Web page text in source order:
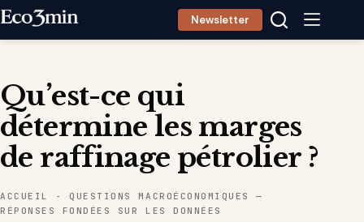
Passer
Newsletter
Qu’est-ce qui
détermine les marges
de raffinage pétrolier ?
ACCUEIL - QUESTIONS MACROÉCONOMIQUES —
RÉPONSES FONDÉES SUR LES DONNÉES